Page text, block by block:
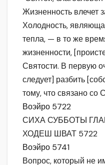
Жизненность влечет
Холодность,
тепла, — в то же
жизненности,
Святости. В первую
следует] разбить
тому, что связано со
Воэйро 5722
СИХА СУББОТЫ
ХОДЕШ ШВАТ 5722
Воэйро 5741
Вопрос, который не